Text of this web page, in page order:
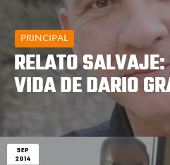
PRINCIPAL
RELATO
VIDA DE DARIO
SEP
2014